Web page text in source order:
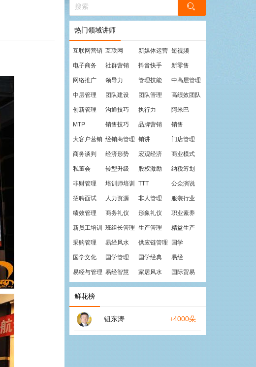
热门领域讲师
互联网营销 互联网 新媒体运营 短视频
电子商务 社群营销 抖音快手 新零售
网络推广 领导力 管理技能 中高层管理
中层管理 团队建设 团队管理 高绩效团队
创新管理 沟通技巧 执行力 阿米巴
MTP 销售技巧 品牌营销 销售
大客户营销 经销商管理 销讲 门店管理
商务谈判 经济形势 宏观经济 商业模式
私董会 转型升级 股权激励 纳税筹划
非财管理 培训师培训 TTT 公众演说
招聘面试 人力资源 非人管理 服装行业
绩效管理 商务礼仪 形象礼仪 职业素养
新员工培训 班组长管理 生产管理 精益生产
采购管理 易经风水 供应链管理 国学
国学文化 国学管理 国学经典 易经
易经与管理 易经智慧 家居风水 国际贸易
鲜花榜
钮东涛 +4000朵